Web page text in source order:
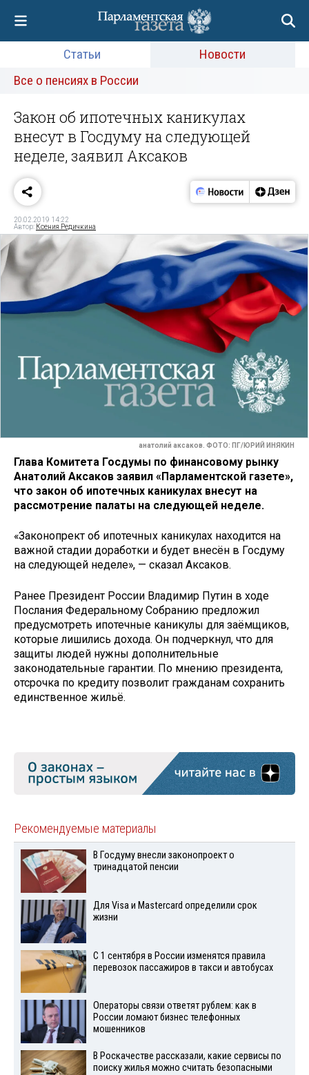
Статьи
Новости
Все о пенсиях в России
Закон об ипотечных каникулах
внесут в Госдуму на следующей
неделе, заявил Аксаков
20.02.2019 14:22
Автор: Ксения Редичкина
анатолий аксаков. ФОТО: ПГ/ЮРИЙ ИНЯКИН
Глава Комитета Госдумы по финансовому рынку
Анатолий Аксаков заявил «Парламентской газете»,
что закон об ипотечных каникулах внесут на
рассмотрение палаты на следующей неделе.
«Законопрект об ипотечных каникулах находится на
важной стадии доработки и будет внесён в Госдуму
на следующей неделе», — сказал Аксаков.
Ранее Президент России Владимир Путин в ходе
Послания Федеральному Собранию предложил
предусмотреть ипотечные каникулы для заёмщиков,
которые лишились дохода. Он подчеркнул, что для
защиты людей нужны дополнительные
законодательные гарантии. По мнению президента,
отсрочка по кредиту позволит гражданам сохранить
единственное жильё.
Рекомендуемые материалы
В Госдуму внесли законопроект о
тринадцатой пенсии
Для Visа и Mastercard определили срок
жизни
С 1 сентября в России изменятся правила
перевозок пассажиров в такси и автобусах
Операторы связи ответят рублем: как в
России ломают бизнес телефонных
мошенников
В Роскачестве рассказали, какие сервисы по
поиску жилья можно считать безопасными